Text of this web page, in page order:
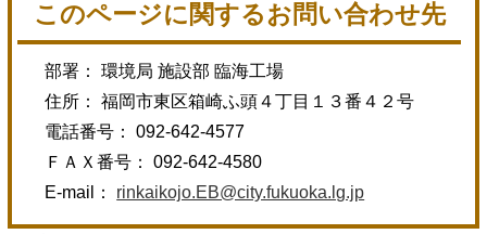
このページに関するお問い合わせ先
部署： 環境局 施設部 臨海工場
住所： 福岡市東区箱崎ふ頭４丁目１３番４２号
電話番号： 092-642-4577
ＦＡＸ番号： 092-642-4580
E-mail： rinkaikojo.EB@city.fukuoka.lg.jp